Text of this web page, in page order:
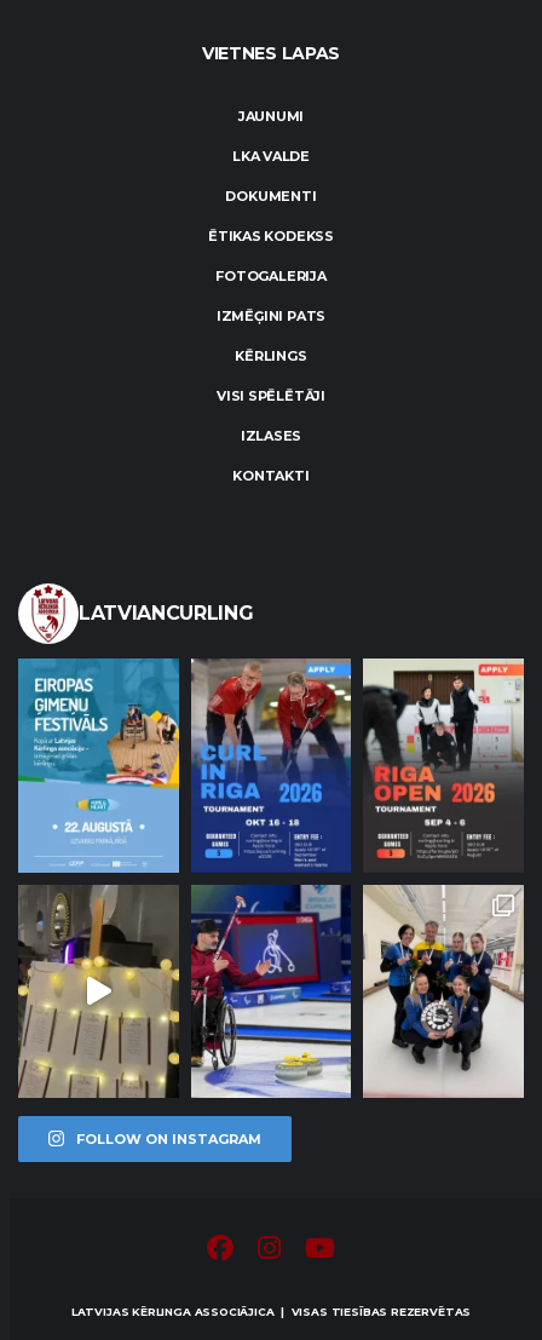
VIETNES LAPAS
JAUNUMI
LKA VALDE
DOKUMENTI
ĒTIKAS KODEKSS
FOTOGALERIJA
IZMĒĢINI PATS
KĒRLINGS
VISI SPĒLĒTĀJI
IZLASES
KONTAKTI
LATVIANCURLING
FOLLOW ON INSTAGRAM
LATVIJAS KĒRLINGA ASSOCIĀJICA | VISAS TIESĪBAS REZERVĒTAS